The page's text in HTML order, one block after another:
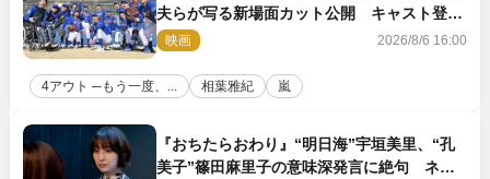
夫らが写る新場面カット公開 キャスト登壇
イベントも決定
映画 2026/8/6 16:00
4アウト ─もう一度、... 相葉雅紀 嵐
『おちたらおわり』“明日海”宇垣美里、“孔
美子”篠田麻里子の意味深発言に絶句 ネッ